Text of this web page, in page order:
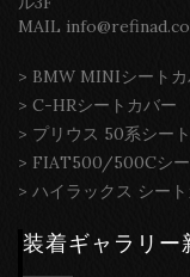
MAIL
> BMW MINIシートカ
> C-HRシートカバー
> プリウス 50系シー
> FIAT500/500Cシー
> ハイラックス シー
装着ギャラリー